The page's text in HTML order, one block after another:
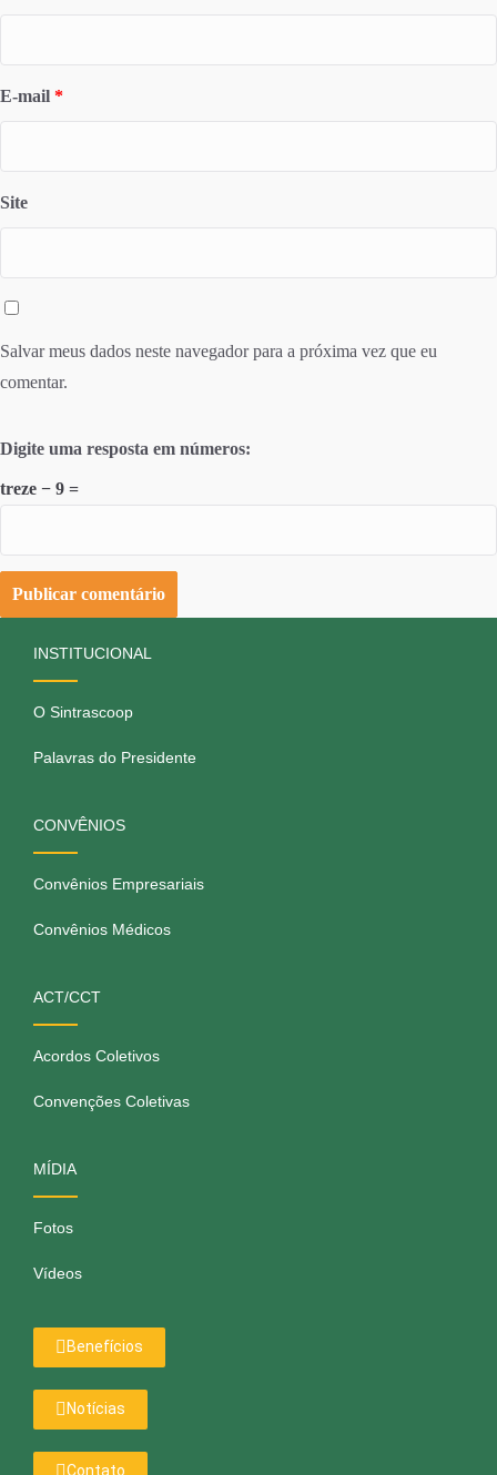
E-mail *
Site
Salvar meus dados neste navegador para a próxima vez que eu
comentar.
Digite uma resposta em números:
treze − 9 =
INSTITUCIONAL
O Sintrascoop
Palavras do Presidente
CONVÊNIOS
Convênios Empresariais
Convênios Médicos
ACT/CCT
Acordos Coletivos
Convenções Coletivas
MÍDIA
Fotos
Vídeos
Benefícios
Notícias
Contato